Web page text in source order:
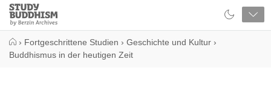
Close
Study
Buddhism
› Fortgeschrittene Studien › Geschichte und Kultur ›
Buddhismus in der heutigen Zeit